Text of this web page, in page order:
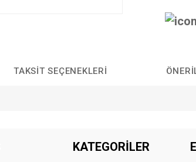
TAKSIT SEÇENEKLERI
Bu ürüne ilk yorumu siz yapın!
KATEGORİLER